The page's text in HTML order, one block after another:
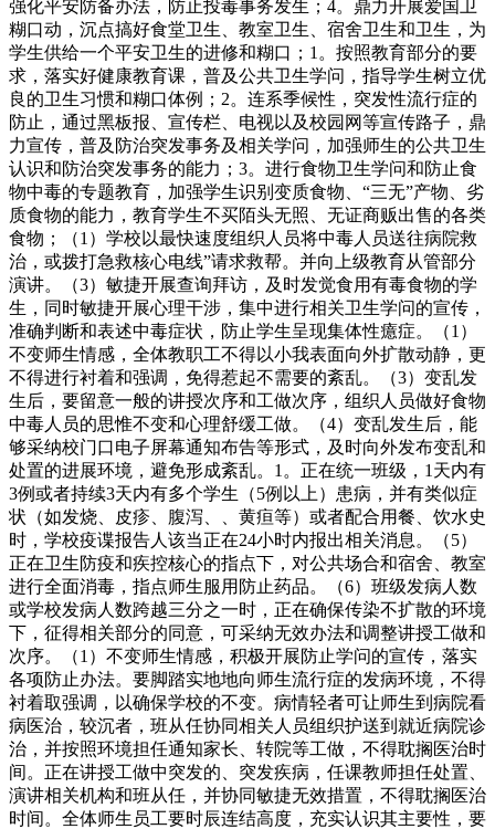
强化平安防备办法，防止投毒事务发生；4。鼎力开展爱国卫
糊口动，沉点搞好食堂卫生、教室卫生、宿舍卫生和卫生，为
学生供给一个平安卫生的进修和糊口；1。按照教育部分的要
求，落实好健康教育课，普及公共卫生学问，指导学生树立优
良的卫生习惯和糊口体例；2。连系季候性，突发性流行症的
防止，通过黑板报、宣传栏、电视以及校园网等宣传路子，鼎
力宣传，普及防治突发事务及相关学问，加强师生的公共卫生
认识和防治突发事务的能力；3。进行食物卫生学问和防止食
物中毒的专题教育，加强学生识别变质食物、“三无”产物、劣
质食物的能力，教育学生不买陌头无照、无证商贩出售的各类
食物；（1）学校以最快速度组织人员将中毒人员送往病院救
治，或拨打急救核心电线”请求救帮。并向上级教育从管部分
演讲。（3）敏捷开展查询拜访，及时发觉食用有毒食物的学
生，同时敏捷开展心理干涉，集中进行相关卫生学问的宣传，
准确判断和表述中毒症状，防止学生呈现集体性癔症。（1）
不变师生情感，全体教职工不得以小我表面向外扩散动静，更
不得进行衬着和强调，免得惹起不需要的紊乱。（3）变乱发
生后，要留意一般的讲授次序和工做次序，组织人员做好食物
中毒人员的思惟不变和心理舒缓工做。（4）变乱发生后，能
够采纳校门口电子屏幕通知布告等形式，及时向外发布变乱和
处置的进展环境，避免形成紊乱。1。正在统一班级，1天内有
3例或者持续3天内有多个学生（5例以上）患病，并有类似症
状（如发烧、皮疹、腹泻、、黄疸等）或者配合用餐、饮水史
时，学校疫谍报告人该当正在24小时内报出相关消息。（5）
正在卫生防疫和疾控核心的指点下，对公共场合和宿舍、教室
进行全面消毒，指点师生服用防止药品。（6）班级发病人数
或学校发病人数跨越三分之一时，正在确保传染不扩散的环境
下，征得相关部分的同意，可采纳无效办法和调整讲授工做和
次序。（1）不变师生情感，积极开展防止学问的宣传，落实
各项防止办法。要脚踏实地地向师生流行症的发病环境，不得
衬着取强调，以确保学校的不变。病情轻者可让师生到病院看
病医治，较沉者，班从任协同相关人员组织护送到就近病院诊
治，并按照环境担任通知家长、转院等工做，不得耽搁医治时
间。正在讲授工做中突发的、突发疾病，任课教师担任处置、
演讲相关机构和班从任，并协同敏捷无效措置，不得耽搁医治
时间。全体师生员工要时辰连结高度，充实认识其主要性，要